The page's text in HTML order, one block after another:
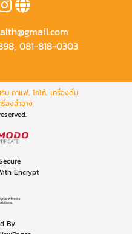
, 081-818-0303
ม กาแฟ, โกโก้, เครื่องดื่ม
องสำอาง
Encrypt
By